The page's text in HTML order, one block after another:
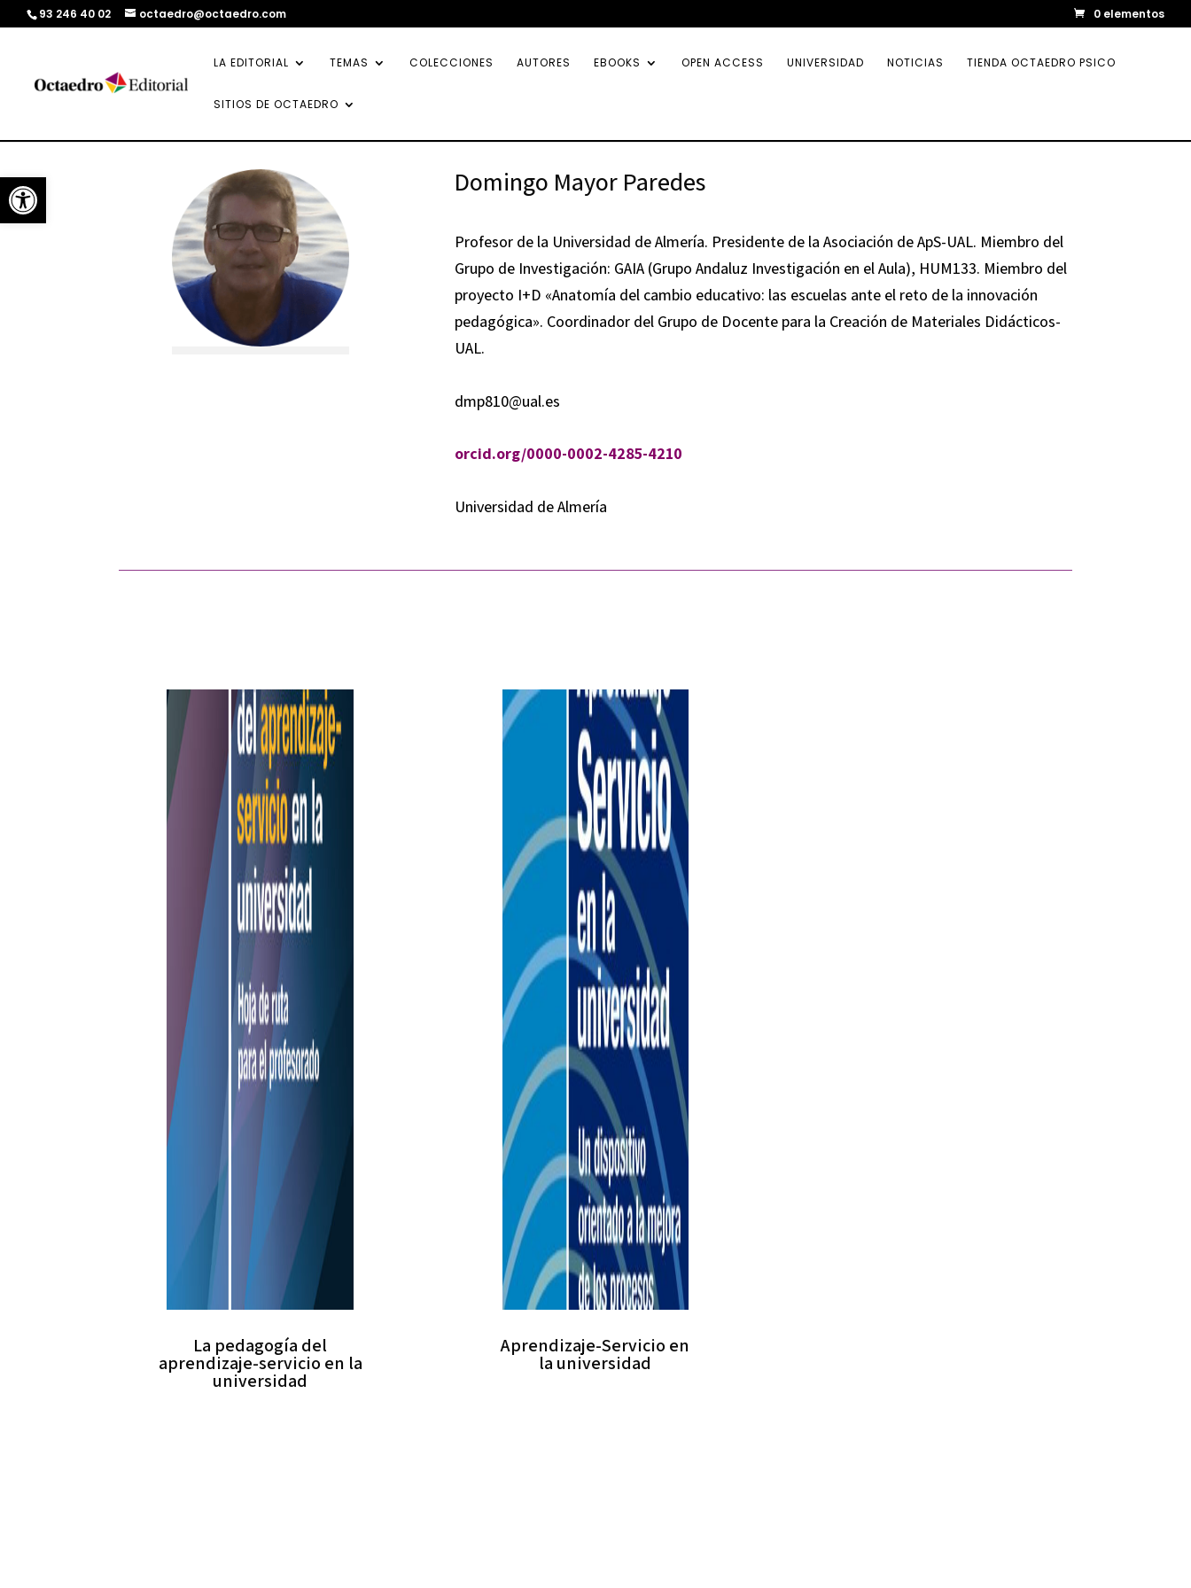
Abrir barra de herramientas
93 246 40 02 octaedro@octaedro.com 0 elementos
LA EDITORIAL TEMAS COLECCIONES AUTORES EBOOKS OPEN ACCESS UNIVERSIDAD NOTICIAS TIENDA OCTAEDRO PSICO
SITIOS DE OCTAEDRO
Domingo Mayor Paredes
Profesor de la Universidad de Almería. Presidente de la Asociación de ApS-UAL. Miembro del
Grupo de Investigación: GAIA (Grupo Andaluz Investigación en el Aula), HUM133. Miembro del
proyecto I+D «Anatomía del cambio educativo: las escuelas ante el reto de la innovación
pedagógica». Coordinador del Grupo de Docente para la Creación de Materiales Didácticos-
UAL.
dmp810@ual.es
orcid.org/0000-0002-4285-4210
Universidad de Almería
La pedagogía del
aprendizaje-servicio en la
universidad
Aprendizaje-Servicio en
la universidad